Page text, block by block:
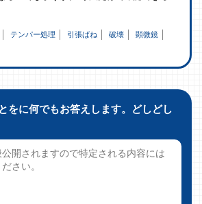
テンパー処理 引張ばね 破壊
顕微鏡
をに何でもお答えします。どしどし